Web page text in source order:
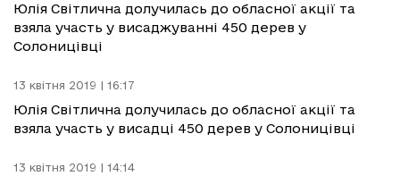
Юлія Світлична долучилась до обласної акції та
взяла участь у висаджуванні 450 дерев у
Солоницівці
13 квітня 2019 | 16:17
Юлія Світлична долучилась до обласної акції та
взяла участь у висадці 450 дерев у Солоницівці
13 квітня 2019 | 14:14